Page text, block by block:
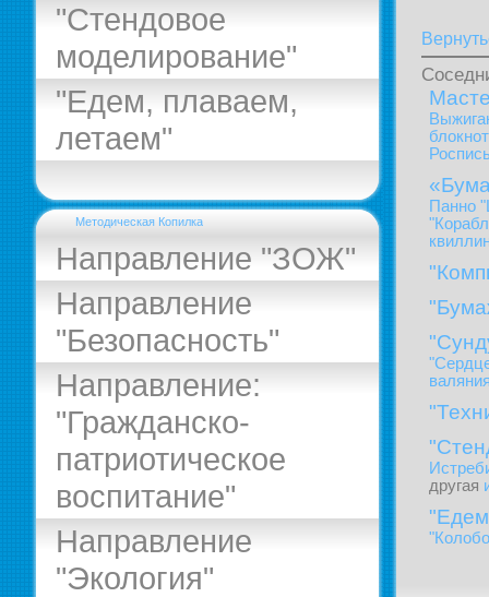
"Стендовое
моделирование"
"Едем, плаваем,
летаем"
Методическая Копилка
Направление "ЗОЖ"
Направление
"Безопасность"
Направление:
"Гражданско-
патриотическое
воспитание"
Направление
"Экология"
Панно
другая